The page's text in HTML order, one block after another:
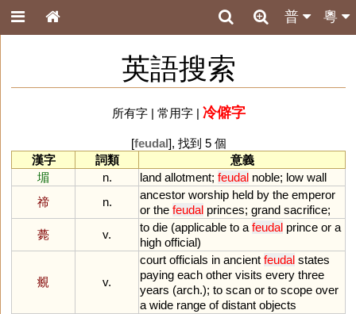
粵
普
英語搜索
所有字| 常用字| 冷僻字
[feudal], 找到 5 個
漢字
詞類
意義
堳
n. land allotment; feudal noble; low wall
禘
n.
ancestor worship held by the emperor
or the feudal princes; grand sacrifice;
薨
v.
to die (applicable to a feudal prince or a
high official)
覜 v.
court officials in ancient feudal states
paying each other visits every three
years (arch.); to scan or to scope over
a wide range of distant objects